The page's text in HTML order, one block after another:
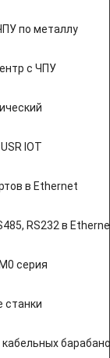
по металлу
с ЧПУ
USR IOT
в Ethernet
RS232 в
серия
станки